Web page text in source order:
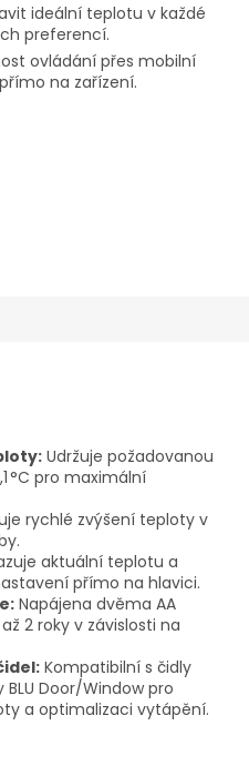
ideální teplotu v každé
preferencí.
ovládání přes mobilní
na zařízení.
Udržuje požadovanou
°C pro maximální
rychlé zvýšení teploty v
aktuální teplotu a
přímo na hlavici.
Napájena dvěma AA
2 roky v závislosti na
Kompatibilní s čidly
BLU Door/Window pro
a optimalizaci vytápění.